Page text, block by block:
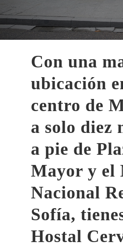
Con una
ubicación
centro de
a solo diez
a pie de
Mayor y el
Nacional
Sofía,
Hostal